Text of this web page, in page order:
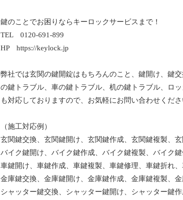
鍵のことでお困りならキーロックサービスまで！
TEL 0120-691-899
HP https://keylock.jp
弊社では玄関の鍵開錠はもちろんのこと、鍵開け、鍵
の鍵トラブル、車の鍵トラブル、机の鍵トラブル、ロ
も対応しておりますので、お気軽にお問い合わせくださ
（施工対応例）
玄関鍵交換、玄関鍵開け、玄関鍵作成、玄関鍵複製、
バイク鍵開け、バイク鍵作成、バイク鍵複製、バイク
車鍵開け、車鍵作成、車鍵複製、車鍵修理、車鍵折れ、
金庫鍵交換、金庫鍵開け、金庫鍵作成、金庫鍵複製、
シャッター鍵交換、シャッター鍵開け、シャッター鍵